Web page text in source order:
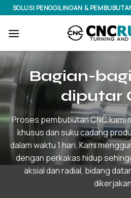
Lewati
ke
konten
SOLUSI PENGGILINGAN &
Bagian-
diputar
Proses pembubutan CNC
khusus dan suku cadang
dalam waktu 1 hari. Kami
dengan perkakas hidup
aksial dan radial, bidang